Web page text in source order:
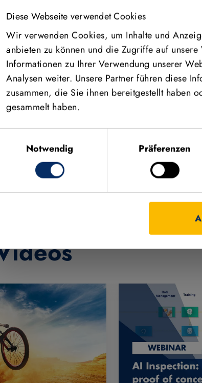
Diese Webseite verwendet Cookies
Wir verwenden Cookies, um Inhalte und
anbieten zu können und die Zugriffe auf
Informationen zu Ihrer Verwendung unserer
Analysen weiter. Unsere Partner führen diese
zusammen, die Sie ihnen bereitgestellt haben
gesammelt haben.
Notwendig
Präferenzen
Video aktivieren
ERFAHREN SIE MEHR ÜBER SURFACE-
& MEHR